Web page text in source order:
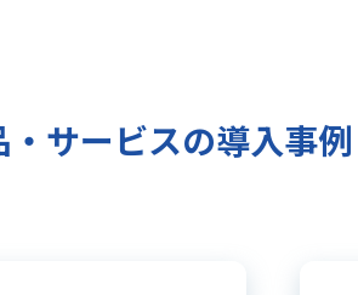
サービスの導入事例